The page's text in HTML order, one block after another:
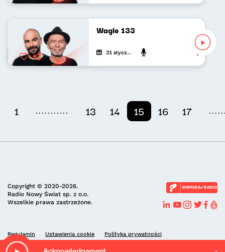
Wagle 133
31 stycznia 2023 Wojciech
1 ........... 13 14 15 16 17
Copyright © 2020-2026.
Radio Nowy Świat sp. z o.o.
Wszelkie prawa zastrzeżone.
WSPIERAJ RADIO
Regulamin Ustawienia cookie Polityka prywatności